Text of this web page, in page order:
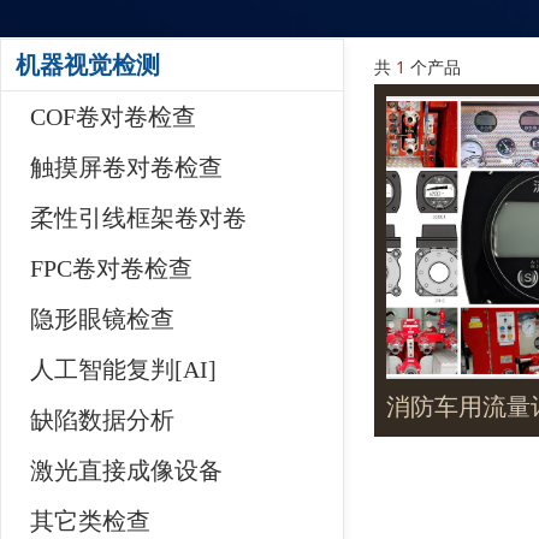
共 1 个产品
消防车用流量
机器视觉检测
COF卷对卷检查
触摸屏卷对卷检查
柔性引线框架卷对卷
FPC卷对卷检查
隐形眼镜检查
人工智能复判[AI]
缺陷数据分析
激光直接成像设备
其它类检查